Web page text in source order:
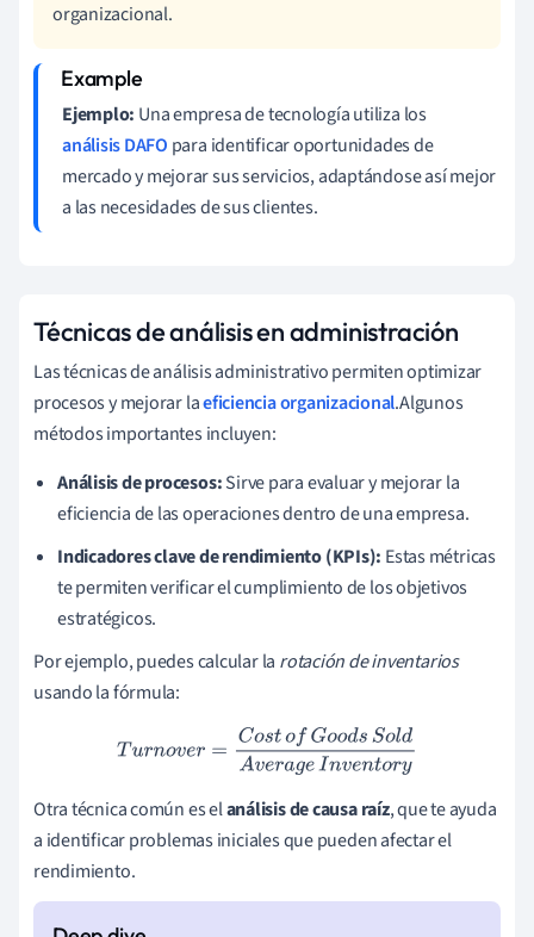
organizacional.
Ejemplo: Una empresa de tecnología utiliza los
análisis DAFO para identificar oportunidades de
mercado y mejorar sus servicios, adaptándose así mejor
a las necesidades de sus clientes.
Técnicas de análisis en administración
Las técnicas de análisis administrativo permiten optimizar
procesos y mejorar laeficiencia organizacional.Algunos
métodos importantes incluyen:
Análisis de procesos:Sirve para evaluar y mejorar la
eficiencia de las operaciones dentro de una empresa.
Indicadores clave de rendimiento (KPIs): Estas métricas
te permiten verificar el cumplimiento de los objetivos
estratégicos.
Por ejemplo, puedes calcular la rotación de inventarios
usando la fórmula:
nover=Cost ofG oodsSoldAverageInvent
Otra técnica común es elanálisis de causa raíz, que te ayuda
a identificar problemas iniciales que pueden afectar el
rendimiento.